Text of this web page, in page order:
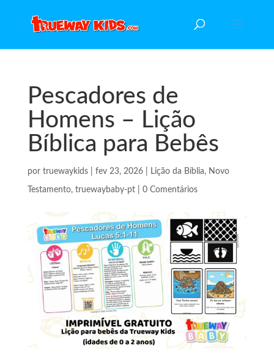
Pescadores de
Homens – Lição
Bíblica para Bebês
por truewaykids| fev 23, 2026| Lição da Bíblia, Novo
Testamento, truewaybaby-pt| 0 Comentários